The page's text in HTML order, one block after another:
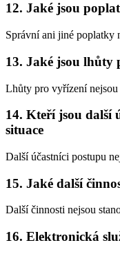
12. Jaké jsou
Správní ani jiné poplatky
13. Jaké jsou lhůty
Lhůty pro vyřízení nejsou
14. Kteří jsou další
situace
Další účastníci postupu
15. Jaké další
Další činnosti nejsou
16. Elektronická